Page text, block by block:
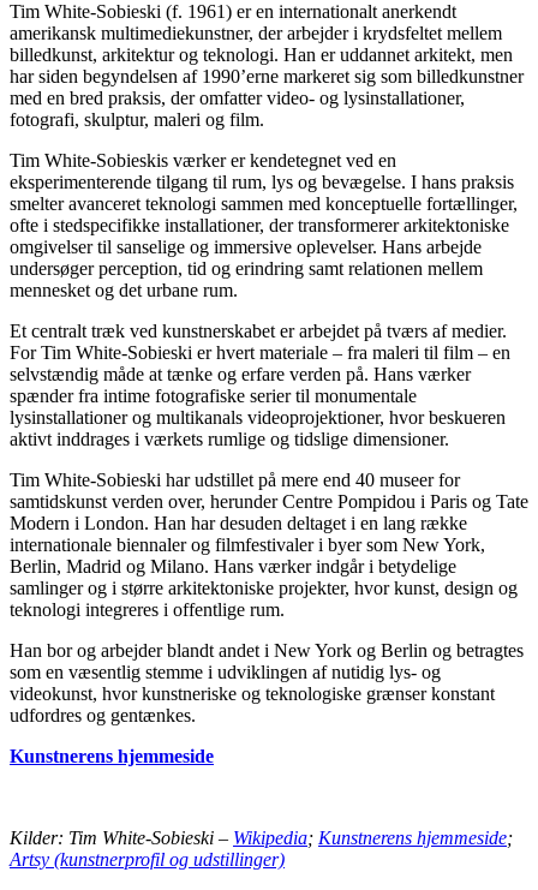
Tim White-Sobieski (f. 1961) er en internationalt anerkendt
amerikansk multimediekunstner, der arbejder i krydsfeltet mellem
billedkunst, arkitektur og teknologi. Han er uddannet arkitekt, men
har siden begyndelsen af 1990’erne markeret sig som billedkunstner
med en bred praksis, der omfatter video- og lysinstallationer,
fotografi, skulptur, maleri og film.
Tim White-Sobieskis værker er kendetegnet ved en
eksperimenterende tilgang til rum, lys og bevægelse. I hans praksis
smelter avanceret teknologi sammen med konceptuelle fortællinger,
ofte i stedspecifikke installationer, der transformerer arkitektoniske
omgivelser til sanselige og immersive oplevelser. Hans arbejde
undersøger perception, tid og erindring samt relationen mellem
mennesket og det urbane rum.
Et centralt træk ved kunstnerskabet er arbejdet på tværs af medier.
For Tim White-Sobieski er hvert materiale – fra maleri til film – en
selvstændig måde at tænke og erfare verden på. Hans værker
spænder fra intime fotografiske serier til monumentale
lysinstallationer og multikanals videoprojektioner, hvor beskueren
aktivt inddrages i værkets rumlige og tidslige dimensioner.
Tim White-Sobieski har udstillet på mere end 40 museer for
samtidskunst verden over, herunder Centre Pompidou i Paris og Tate
Modern i London. Han har desuden deltaget i en lang række
internationale biennaler og filmfestivaler i byer som New York,
Berlin, Madrid og Milano. Hans værker indgår i betydelige
samlinger og i større arkitektoniske projekter, hvor kunst, design og
teknologi integreres i offentlige rum.
Han bor og arbejder blandt andet i New York og Berlin og betragtes
som en væsentlig stemme i udviklingen af nutidig lys- og
videokunst, hvor kunstneriske og teknologiske grænser konstant
udfordres og gentænkes.
Kunstnerens hjemmeside
Kilder: Tim White-Sobieski – Wikipedia; Kunstnerens hjemmeside;
Artsy (kunstnerprofil og udstillinger)